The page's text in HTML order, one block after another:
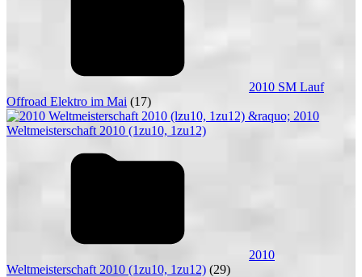
2010 SM Lauf
Offroad Elektro im Mai (17)
2010
Weltmeisterschaft 2010 (1zu10, 1zu12) (29)